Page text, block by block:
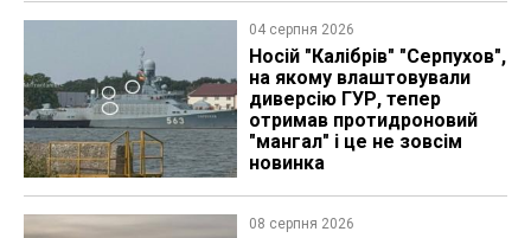
04 серпня 2026
Носій "Калібрів" "Серпухов",
на якому влаштовували
диверсію ГУР, тепер
отримав протидроновий
"мангал" і це не зовсім
новинка
08 серпня 2026